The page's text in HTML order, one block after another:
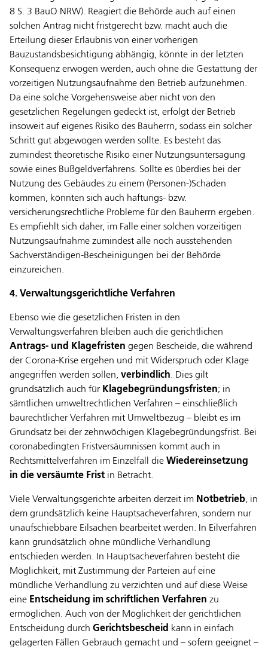
8 S. 3 BauO NRW). Reagiert die Behörde auch auf einen
solchen Antrag nicht fristgerecht bzw. macht auch die
Erteilung dieser Erlaubnis von einer vorherigen
Bauzustandsbesichtigung abhängig, könnte in der letzten
Konsequenz erwogen werden, auch ohne die Gestattung der
vorzeitigen Nutzungsaufnahme den Betrieb aufzunehmen.
Da eine solche Vorgehensweise aber nicht von den
gesetzlichen Regelungen gedeckt ist, erfolgt der Betrieb
insoweit auf eigenes Risiko des Bauherrn, sodass ein solcher
Schritt gut abgewogen werden sollte. Es besteht das
zumindest theoretische Risiko einer Nutzungsuntersagung
sowie eines Bußgeldverfahrens. Sollte es überdies bei der
Nutzung des Gebäudes zu einem (Personen-)Schaden
kommen, könnten sich auch haftungs- bzw.
versicherungsrechtliche Probleme für den Bauherrn ergeben.
Es empfiehlt sich daher, im Falle einer solchen vorzeitigen
Nutzungsaufnahme zumindest alle noch ausstehenden
Sachverständigen-Bescheinigungen bei der Behörde
einzureichen.
4. Verwaltungsgerichtliche Verfahren
Ebenso wie die gesetzlichen Fristen in den
Verwaltungsverfahren bleiben auch die gerichtlichen
Antrags- und Klagefristen gegen Bescheide, die während
der Corona-Krise ergehen und mit Widerspruch oder Klage
angegriffen werden sollen, verbindlich. Dies gilt
grundsätzlich auch für Klagebegründungsfristen; in
sämtlichen umweltrechtlichen Verfahren – einschließlich
baurechtlicher Verfahren mit Umweltbezug – bleibt es im
Grundsatz bei der zehnwöchigen Klagebegründungsfrist. Bei
coronabedingten Fristversäumnissen kommt auch in
Rechtsmittelverfahren im Einzelfall die Wiedereinsetzung
in die versäumte Frist in Betracht.
Viele Verwaltungsgerichte arbeiten derzeit im Notbetrieb, in
dem grundsätzlich keine Hauptsacheverfahren, sondern nur
unaufschiebbare Eilsachen bearbeitet werden. In Eilverfahren
kann grundsätzlich ohne mündliche Verhandlung
entschieden werden. In Hauptsacheverfahren besteht die
Möglichkeit, mit Zustimmung der Parteien auf eine
mündliche Verhandlung zu verzichten und auf diese Weise
eine Entscheidung im schriftlichen Verfahren zu
ermöglichen. Auch von der Möglichkeit der gerichtlichen
Entscheidung durch Gerichtsbescheid kann in einfach
gelagerten Fällen Gebrauch gemacht und – sofern geeignet –